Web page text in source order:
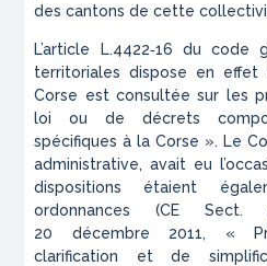
des cantons de cette
L’article L.4422‑16 du
territoriales dispose en effet
Corse est consultée sur les
loi ou de décrets
spécifiques à la Corse ». Le
administrative, avait eu
dispositions étaient
ordonnances (CE Sect.
20 décembre 2011, «
clarification et de